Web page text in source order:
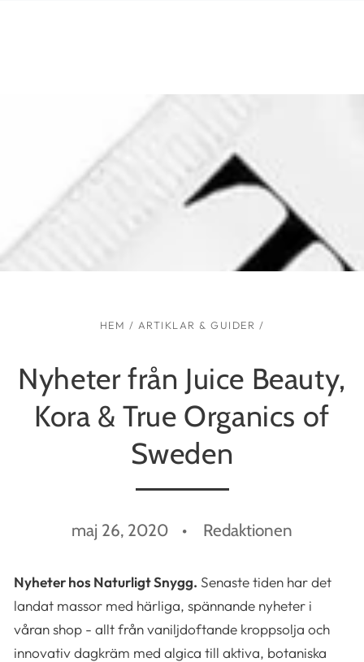
HEM / ARTIKLAR & GUIDER /
Nyheter från Juice Beauty,
Kora & True Organics of
Sweden
maj 26, 2020 Redaktionen
Nyheter hos Naturligt Snygg. Senaste tiden har det
landat massor med härliga, spännande nyheter i
våran shop - allt från vaniljdoftande kroppsolja och
innovativ dagkräm med algica till aktiva, botaniska